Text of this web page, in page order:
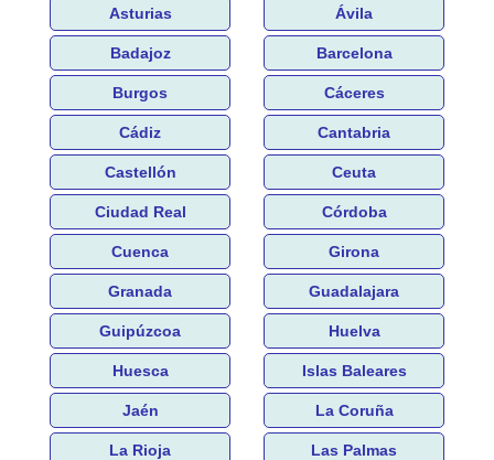
Asturias Ávila
Badajoz Barcelona
Burgos Cáceres
Cádiz Cantabria
Castellón Ceuta
Ciudad Real Córdoba
Cuenca Girona
Granada Guadalajara
Guipúzcoa Huelva
Huesca Islas Baleares
Jaén La Coruña
La Rioja Las Palmas